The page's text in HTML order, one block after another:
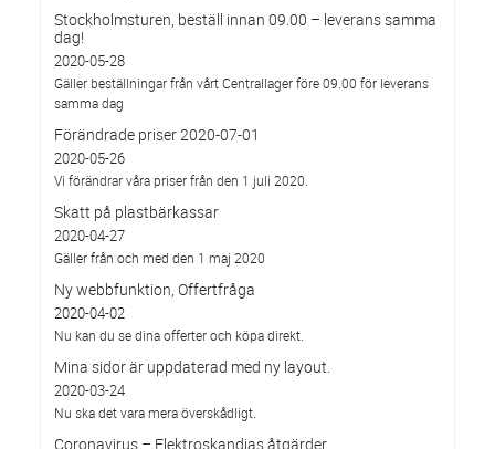
Stockholmsturen, beställ innan 09.00 – leverans samma
dag!
2020-05-28
Gäller beställningar från vårt Centrallager före 09.00 för leverans
samma dag
Förändrade priser 2020-07-01
2020-05-26
Vi förändrar våra priser från den 1 juli 2020.
Skatt på plastbärkassar
2020-04-27
Gäller från och med den 1 maj 2020
Ny webbfunktion, Offertfråga
2020-04-02
Nu kan du se dina offerter och köpa direkt.
Mina sidor är uppdaterad med ny layout.
2020-03-24
Nu ska det vara mera överskådligt.
Coronavirus – Elektroskandias åtgärder